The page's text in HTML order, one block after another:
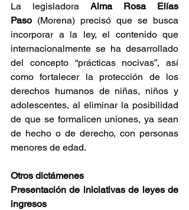
La legisladora Alma Rosa Elías
Paso (Morena) precisó que se busca
incorporar a la ley, el contenido que
internacionalmente se ha desarrollado
del concepto “prácticas nocivas”, así
como fortalecer la protección de los
derechos humanos de niñas, niños y
adolescentes, al eliminar la posibilidad
de que se formalicen uniones, ya sean
de hecho o de derecho, con personas
menores de edad.
Otros dictámenes
Presentación de iniciativas de leyes de
ingresos